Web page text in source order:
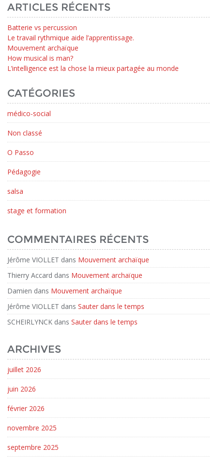
ARTICLES RÉCENTS
Batterie vs percussion
Le travail rythmique aide l’apprentissage.
Mouvement archaïque
How musical is man?
L’intelligence est la chose la mieux partagée au monde
CATÉGORIES
médico-social
Non classé
O Passo
Pédagogie
salsa
stage et formation
COMMENTAIRES RÉCENTS
Jérôme VIOLLET dans Mouvement archaïque
Thierry Accard dans Mouvement archaïque
Damien dans Mouvement archaïque
Jérôme VIOLLET dans Sauter dans le temps
SCHEIRLYNCK dans Sauter dans le temps
ARCHIVES
juillet 2026
juin 2026
février 2026
novembre 2025
septembre 2025